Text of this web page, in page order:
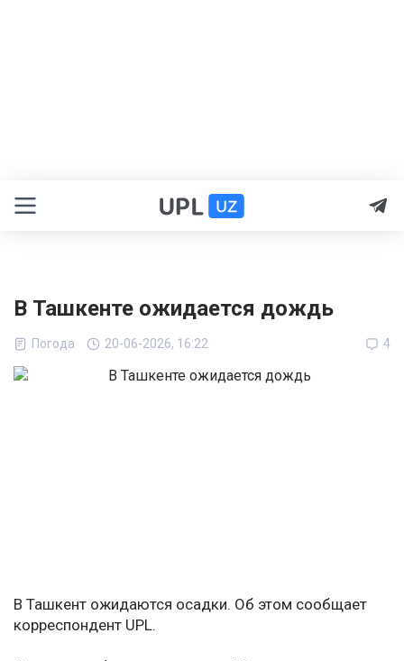
В Ташкенте ожидается дождь
Погода 20-06-2026, 16:22 4
В Ташкент ожидаются осадки. Об этом сообщает
корреспондент UPL.